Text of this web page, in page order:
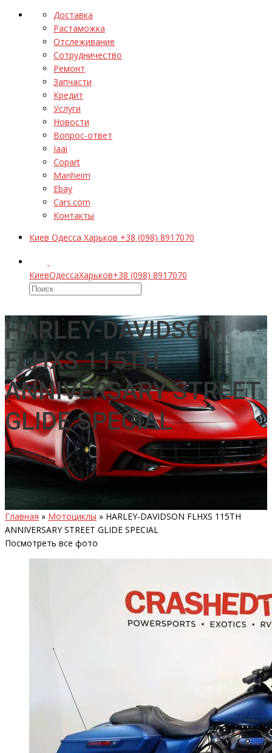
Доставка
Растаможка
Отслеживание
Сотрудничество
Ремонт
Запчасти
Кредит
Услуги
Новости
Вопрос-ответ
Iaai
Copart
Manheim
Ebay
Cars.com
Контакты
Киев Одесса Харьков +38 (098) 8917070
КиевОдессаХарьков+38 (098) 8917070
HARLEY-DAVIDSON
FLHXS 115TH
ANNIVERSARY STREET
GLIDE SPECIAL
Главная » Мотоциклы » HARLEY-DAVIDSON FLHXS 115TH
ANNIVERSARY STREET GLIDE SPECIAL
Посмотреть все фото